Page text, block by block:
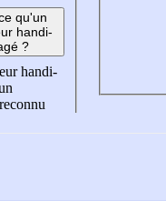
qu'un
handi-
?
handi-